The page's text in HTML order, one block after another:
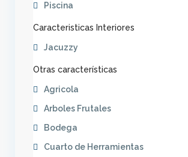
Piscina
Caracteristicas Interiores
Jacuzzy
Otras características
Agricola
Arboles Frutales
Bodega
Cuarto de Herramientas